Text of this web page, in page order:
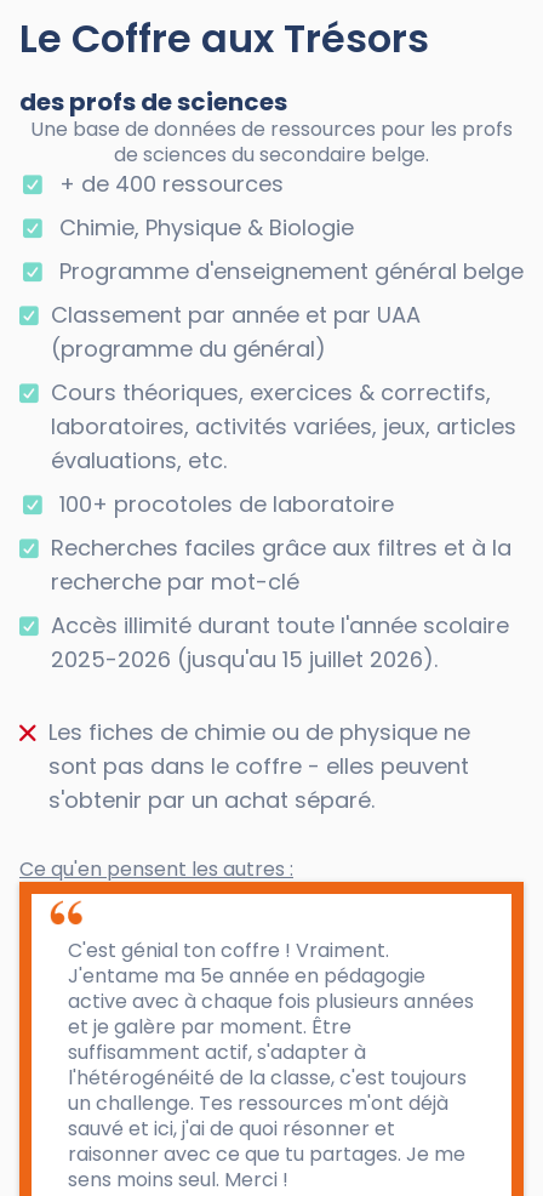
Le Coffre aux Trésors
des profs de sciences
Une base de données de ressources pour les profs
de sciences du secondaire belge.
+ de 400 ressources
Chimie, Physique & Biologie
Programme d'enseignement général belge
Classement par année et par UAA
(programme du général)
Cours théoriques, exercices & correctifs,
laboratoires, activités variées, jeux, articles
évaluations, etc.
100+ procotoles de laboratoire
Recherches faciles grâce aux filtres et à la
recherche par mot-clé
Accès illimité durant toute l'année scolaire
2025-2026 (jusqu'au 15 juillet 2026).
Les fiches de chimie ou de physique ne
sont pas dans le coffre - elles peuvent
s'obtenir par un achat séparé.
Ce qu'en pensent les autres :
C'est génial ton coffre ! Vraiment.
J'entame ma 5e année en pédagogie
active avec à chaque fois plusieurs années
et je galère par moment. Être
suffisamment actif, s'adapter à
l'hétérogénéité de la classe, c'est toujours
un challenge. Tes ressources m'ont déjà
sauvé et ici, j'ai de quoi résonner et
raisonner avec ce que tu partages. Je me
sens moins seul. Merci !